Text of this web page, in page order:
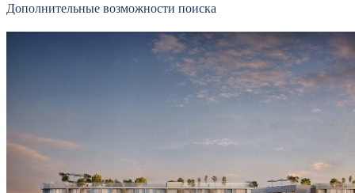
Дополнительные возможности поиска